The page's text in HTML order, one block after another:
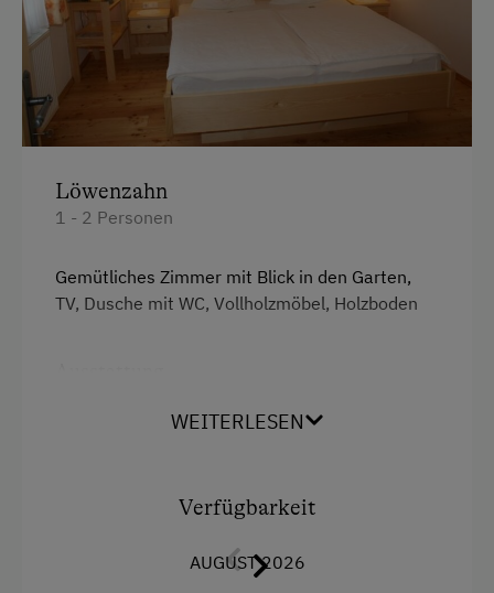
Löwenzahn
1 - 2 Personen
Gemütliches Zimmer mit Blick in den Garten,
TV, Dusche mit WC, Vollholzmöbel, Holzboden
Fernseher
Handtücher
WEITERLESEN
Verfügbarkeit
AUGUST 2026